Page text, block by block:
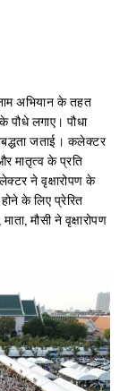
अभियान के तहत
लगाए। पौधा
जताई। कलेक्टर
मातृत्व के प्रति
ने वृक्षारोपण के
के लिए प्रेरित
मौसी ने वृक्षारोपण